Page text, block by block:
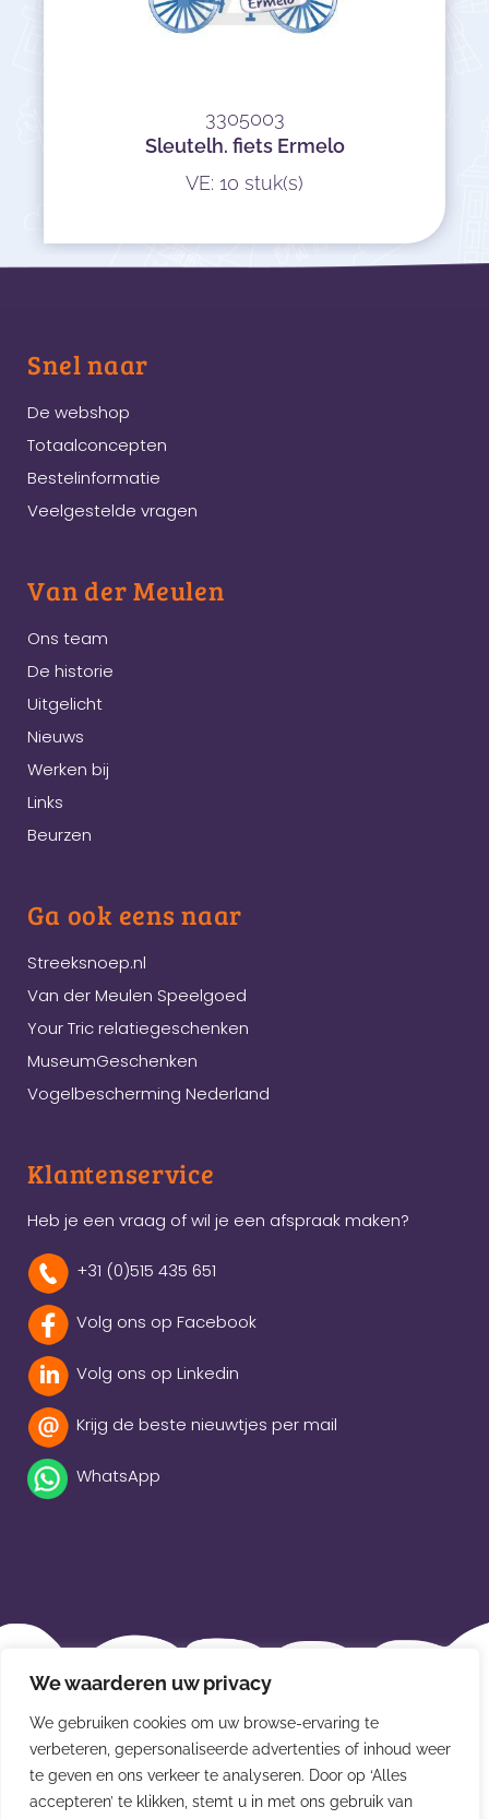
We waarderen uw privacy
We gebruiken cookies om uw browse-ervaring te
verbeteren, gepersonaliseerde advertenties of inhoud weer
te geven en ons verkeer te analyseren. Door op ‘Alles
accepteren’ te klikken, stemt u in met ons gebruik van
3305003
Sleutelh. fiets Ermelo
VE: 10 stuk(s)
Snel naar
De webshop
Totaalconcepten
Bestelinformatie
Veelgestelde vragen
Van der Meulen
Ons team
De historie
Uitgelicht
Nieuws
Werken bij
Links
Beurzen
Ga ook eens naar
Streeksnoep.nl
Van der Meulen Speelgoed
Your Tric relatiegeschenken
MuseumGeschenken
Vogelbescherming Nederland
Klantenservice
Heb je een vraag of wil je een afspraak maken?
+31 (0)515 435 651
Volg ons op Facebook
Volg ons op Linkedin
Krijg de beste nieuwtjes per mail
WhatsApp
Beleidsverklaring
Privacybeleid
Disclaimer
Leveringsvoorwaarden